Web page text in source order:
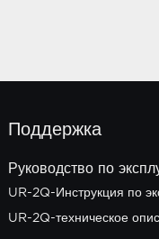
Поддержка
Руководство по
UR-2Q-Инструкция по
UR-2Q-техническое